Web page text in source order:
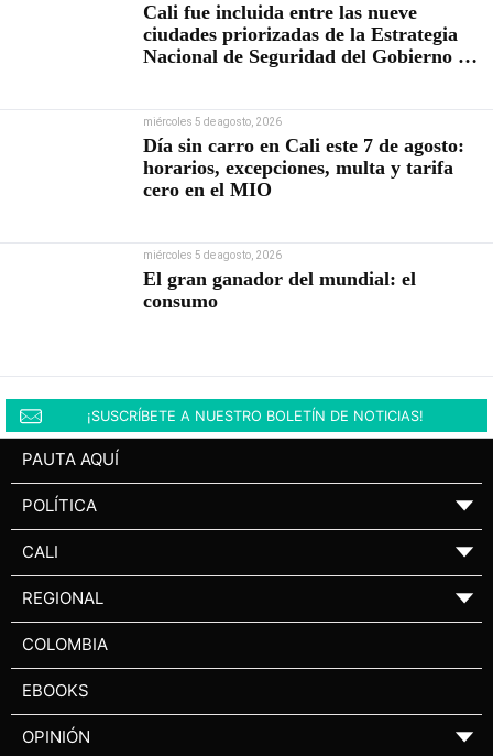
Cali fue incluida entre las nueve
ciudades priorizadas de la Estrategia
Nacional de Seguridad del Gobierno de
miércoles 5 de agosto, 2026
Día sin carro en Cali este 7 de agosto:
horarios, excepciones, multa y tarifa
cero en el MIO
miércoles 5 de agosto, 2026
El gran ganador del mundial: el
consumo
¡SUSCRÍBETE A NUESTRO BOLETÍN DE NOTICIAS!
PAUTA AQUÍ
POLÍTICA ▼
CALI ▼
REGIONAL ▼
COLOMBIA
EBOOKS
OPINIÓN ▼